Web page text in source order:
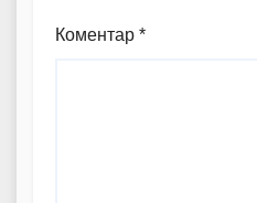
Коментар *